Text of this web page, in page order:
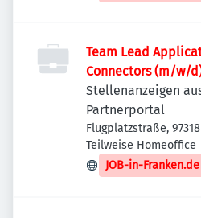
Team Lead
Connectors (m/w/
Stellenanzeigen
Partnerportal
Flugplatzstraße,
Etwashausen,
Teilweise Homeoffice
JOB-in-Franken.de